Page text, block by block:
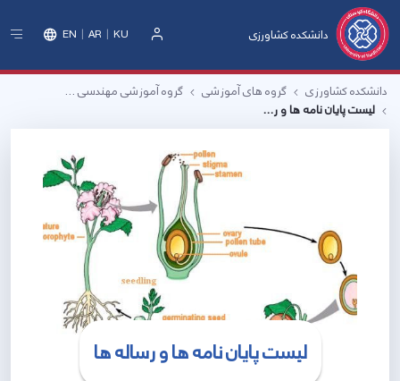
دانشکده کشاورزی EN AR KU
دانشکده کشاورزی گروه های آموزشی
گروه آموزشی مهندسی گیاه‌ پزشکی
لیست پایان نامه ها و رساله های دفاع شده
لیست پایان نامه ها و رساله ها